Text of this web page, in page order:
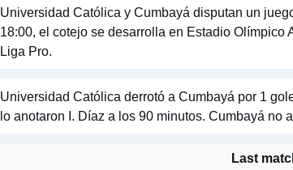
Universidad Católica y Cumbayá disputan un
18:00, el cotejo se desarrolla en Estadio Olímpico
Liga Pro.
Universidad Católica derrotó a Cumbayá por 1
lo anotaron I. Díaz a los 90 minutos. Cumbayá no
Last